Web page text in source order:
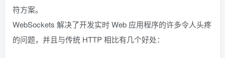
符方案。
WebSockets 解决了开发实时 Web 应用程序的许多令人头疼
的问题，并且与传统 HTTP 相比有几个好处：